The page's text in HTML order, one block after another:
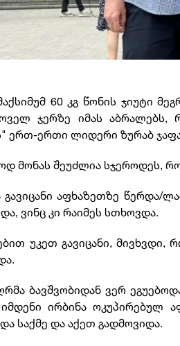
60 კგ წონის ჯიუტი
ჯერზე იმას აბრალებს,
ერთ-ერთი ლიდერი ზურაბ
მონას შეუძლია სჯეროდეს,
გავიცანი აფხაზეთზე
ვინც კი რაიმეს სთხოვდა.
უკეთ გავიცანი, მივხვდი,
ბავშვობიდან ვერ
ირბინა ოკუპირებულ
საქმე და აქეთ გადმოვიდა.